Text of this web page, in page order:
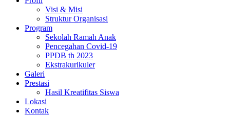
Visi & Misi
Struktur Organisasi
Program
Sekolah Ramah Anak
Pencegahan Covid-19
PPDB th 2023
Ekstrakurikuler
Galeri
Prestasi
Hasil Kreatifitas Siswa
Lokasi
Kontak